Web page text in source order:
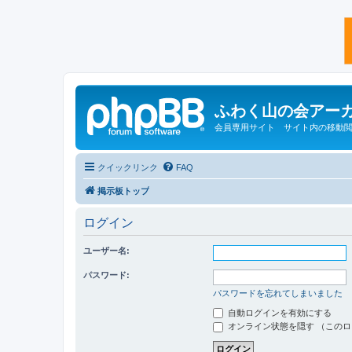
ふわく山の会アー
会員専用サイト サイト内の移動
クイックリンク FAQ
掲示板トップ
ログイン
ユーザー名:
パスワード:
パスワードを忘れてしまいました
自動ログインを有効にする
オンライン状態を隠す （この